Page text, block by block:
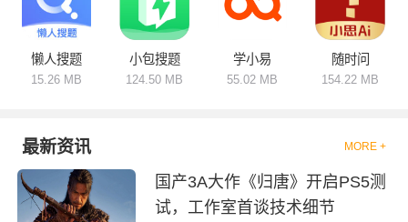
语翻译、作文指导等方向。题库
持续更新，贴合教材与考试大
纲，识别准确率高。支持离线使
用、学习记录保存，适配日常写
作业、考前刷题等场景。按需选
用工具，快速解答疑难题目，查
懒人搜题
15.26 MB
小包搜题
124.50 MB
学小易
55.02 MB
随时问
154.22 MB
最新资讯 MORE +
国产3A大作《归唐》开启PS5测
试，工作室首谈技术细节